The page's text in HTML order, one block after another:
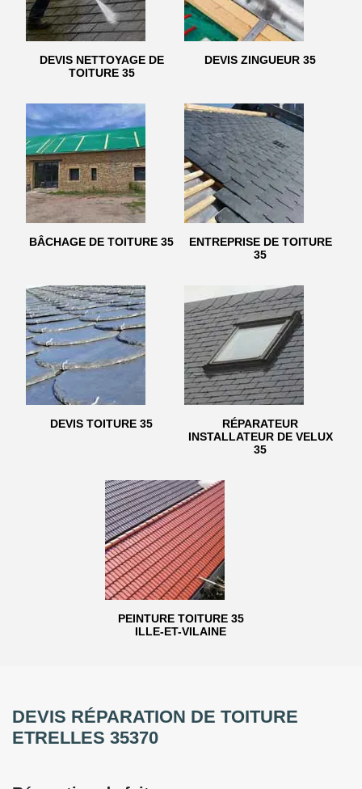
DEVIS NETTOYAGE DE
TOITURE 35
DEVIS ZINGUEUR 35
BÂCHAGE DE TOITURE 35
ENTREPRISE DE TOITURE
35
DEVIS TOITURE 35
RÉPARATEUR
INSTALLATEUR DE VELUX
35
PEINTURE TOITURE 35
ILLE-ET-VILAINE
DEVIS RÉPARATION DE TOITURE
ETRELLES 35370